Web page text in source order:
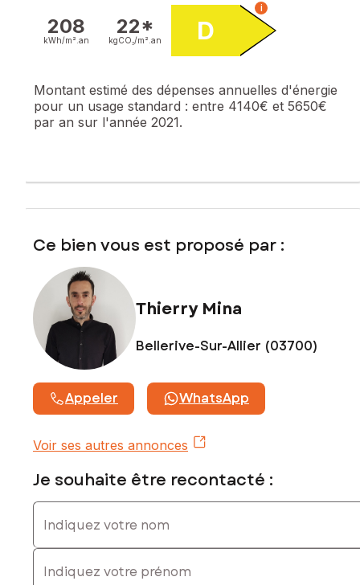
Les informations sur les risques auxquels ce bien est
exposé sont disponibles sur le site Géorisques :
Prix de vente : 109 000 €
Honoraires charge vendeur
numéro 848 529 582
208
kWh/m². an
22*
kgCO₂/m². an D
i
Montant estimé des dépenses annuelles d'énergie
pour un usage standard : entre 4140€ et 5650€
par an sur l'année 2021.
Ce bien vous est proposé par :
Thierry Mina
Bellerive-Sur-Allier (03700)
Appeler WhatsApp
Voir ses autres annonces
Je souhaite être recontacté :
Indiquez votre nom
Indiquez votre prénom